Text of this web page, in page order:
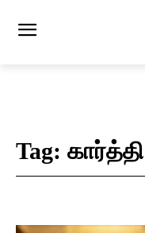
Tag: கார்த்தி